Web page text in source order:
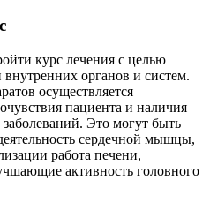
курс лечения с целью
внутренних органов и систем.
осуществляется
пациента и наличия
Это могут быть
сердечной мышцы,
работа печени,
активность головного